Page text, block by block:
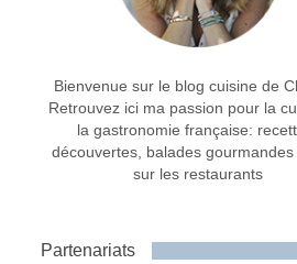
Bienvenue sur le blog cuisine de
Retrouvez ici ma passion pour la
la gastronomie française:
découvertes, balades
sur les restaurants
Partenariats